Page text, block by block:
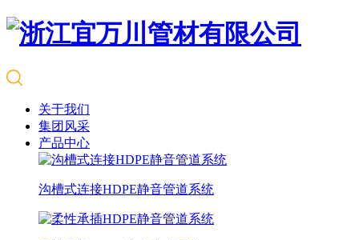
关于我们
集团风采
产品中心
沟槽式连接HDPE静音管道系统